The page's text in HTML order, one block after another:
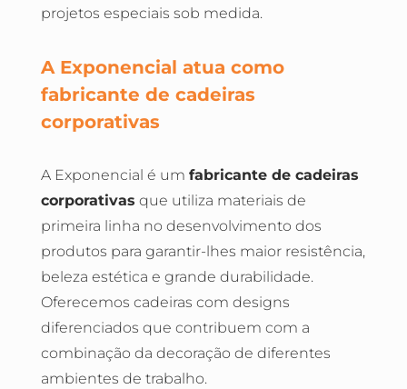
projetos especiais sob medida.
A Exponencial atua como
fabricante de cadeiras
corporativas
A Exponencial é um fabricante de cadeiras
corporativas que utiliza materiais de
primeira linha no desenvolvimento dos
produtos para garantir-lhes maior resistência,
beleza estética e grande durabilidade.
Oferecemos cadeiras com designs
diferenciados que contribuem com a
combinação da decoração de diferentes
ambientes de trabalho.